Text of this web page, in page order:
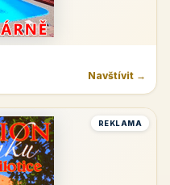
Navštívit →
REKLAMA